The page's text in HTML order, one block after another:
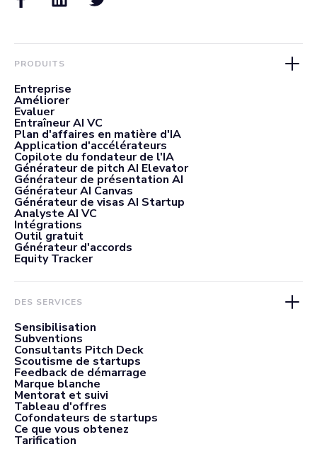
PRODUITS
Entreprise
Améliorer
Evaluer
Entraîneur AI VC
Plan d'affaires en matière d'IA
Application d'accélérateurs
Copilote du fondateur de l'IA
Générateur de pitch AI Elevator
Générateur de présentation AI
Générateur AI Canvas
Générateur de visas AI Startup
Analyste AI VC
Intégrations
Outil gratuit
Générateur d'accords
Equity Tracker
DES SERVICES
Sensibilisation
Subventions
Consultants Pitch Deck
Scoutisme de startups
Feedback de démarrage
Marque blanche
Mentorat et suivi
Tableau d'offres
Cofondateurs de startups
Ce que vous obtenez
Tarification